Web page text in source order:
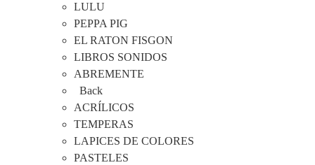
LULU
PEPPA PIG
EL RATON FISGON
LIBROS SONIDOS
ABREMENTE
Back
ACRÍLICOS
TEMPERAS
LAPICES DE COLORES
PASTELES